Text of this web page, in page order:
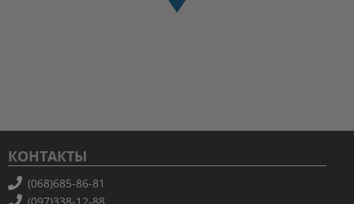
КОНТАКТЫ
(068)685-86-81
(097)338-12-88